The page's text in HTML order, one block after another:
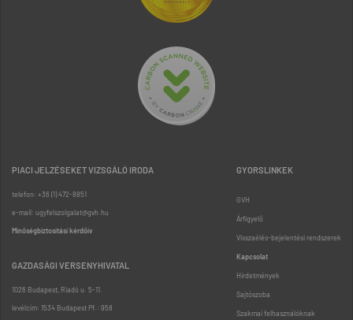
PIACI JELZÉSEKET VIZSGÁLÓ IRODA
telefon: +36 (1) 472-8851
e-mail: ugyfelszolgalat@gvh.hu
Minőségbiztosítási kérdőív
GAZDASÁGI VERSENYHIVATAL
1026 Budapest, Riadó u. 5-11.
levélcím: 1534 Budapest Pf.: 958
GYORSLINKEK
GVH
Árfigyelő
Visszaélés-bejelentési rendszerek
Kapcsolat
Hirdetmények
Sajtószoba
Szakmai felhasználóknak